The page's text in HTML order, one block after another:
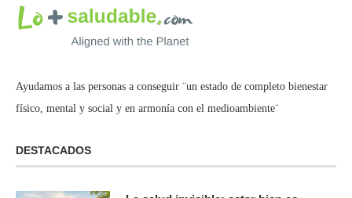
Ayudamos a las personas a conseguir ¨un estado de completo bienestar
físico, mental y social y en armonía con el medioambiente¨
DESTACADOS